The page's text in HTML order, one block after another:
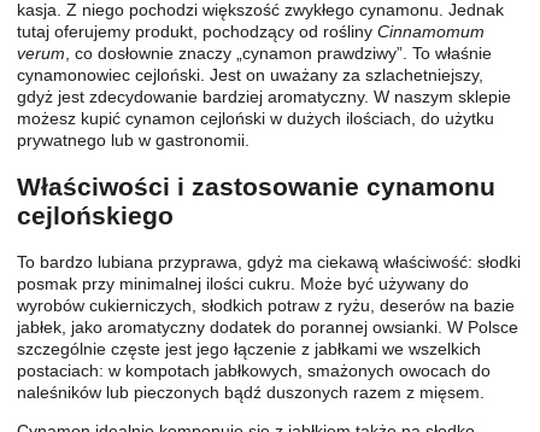
kasja. Z niego pochodzi większość zwykłego cynamonu. Jednak
tutaj oferujemy produkt, pochodzący od rośliny Cinnamomum
verum , co dosłownie znaczy „cynamon prawdziwy”. To właśnie
cynamonowiec cejloński. Jest on uważany za szlachetniejszy,
gdyż jest zdecydowanie bardziej aromatyczny. W naszym sklepie
możesz kupić cynamon cejloński w dużych ilościach, do użytku
prywatnego lub w gastronomii.
Właściwości i zastosowanie cynamonu
cejlońskiego
To bardzo lubiana przyprawa, gdyż ma ciekawą właściwość: słodki
posmak przy minimalnej ilości cukru. Może być używany do
wyrobów cukierniczych, słodkich potraw z ryżu, deserów na bazie
jabłek, jako aromatyczny dodatek do porannej owsianki. W Polsce
szczególnie częste jest jego łączenie z jabłkami we wszelkich
postaciach: w kompotach jabłkowych, smażonych owocach do
naleśników lub pieczonych bądź duszonych razem z mięsem.